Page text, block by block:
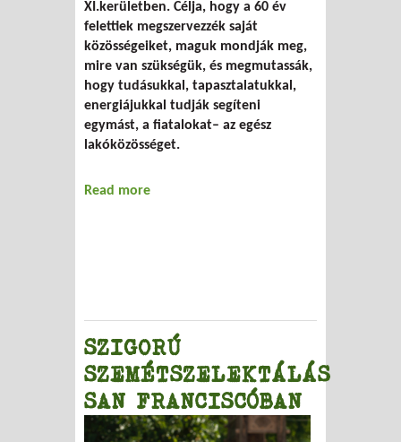
XI.kerületben. Célja, hogy a 60 év
felettiek megszervezzék saját
közösségeiket, maguk mondják meg,
mire van szükségük, és megmutassák,
hogy tudásukkal, tapasztalatukkal,
energiájukkal tudják segíteni
egymást, a fiatalokat– az egész
lakóközösséget.
Read more
SZIGORÚ
SZEMÉTSZELEKTÁLÁS
SAN FRANCISCÓBAN